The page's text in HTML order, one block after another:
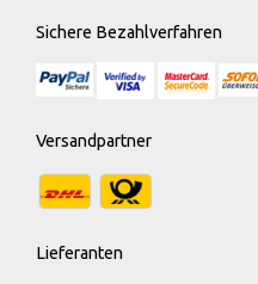
bioturm
Bohlsener Mühle
Braun
Burts Bees
C M D
CLV
ECOVER
Sichere Bezahlverfahren
Versandpartner
Lieferanten